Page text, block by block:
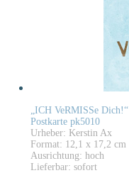
„ICH VeRMISSe Dich!“
Postkarte pk5010
Urheber: Kerstin Ax
Format: 12,1 x 17,2 cm
Ausrichtung: hoch
Lieferbar: sofort